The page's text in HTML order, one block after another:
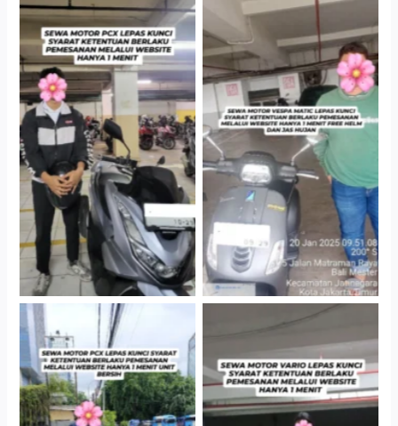
Hotel Kartika Chandra,
Jakarta Selatan
Cityplaza Jatinegara
Gedung Parkir P6A
Cityplaza Jatinegara